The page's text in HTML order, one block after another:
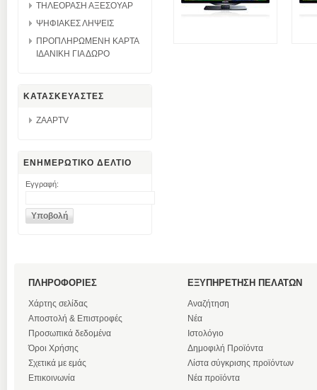
ΤΗΛΕΟΡΑΣΗ ΑΞΕΣΟΥΑΡ
ΨΗΦΙΑΚΕΣ ΛΗΨΕΙΣ
ΠΡΟΠΛΗΡΩΜΕΝΗ ΚΑΡΤΑ
ΙΔΑΝΙΚΗ ΓΙΑ ΔΩΡΟ
ΚΑΤΑΣΚΕΥΑΣΤΕΣ
ZAAPTV
ΕΝΗΜΕΡΩΤΙΚΟ ΔΕΛΤΙΟ
Εγγραφή:
ΠΛΗΡΟΦΟΡΙΕΣ
Χάρτης σελίδας
Αποστολή & Επιστροφές
Προσωπικά δεδομένα
Όροι Χρήσης
Σχετικά με εμάς
Επικοινωνία
ΕΞΥΠΗΡΕΤΗΣΗ ΠΕΛΑΤΩΝ
Αναζήτηση
Νέα
Ιστολόγιο
Δημοφιλή Προϊόντα
Λίστα σύγκρισης προϊόντων
Νέα προϊόντα